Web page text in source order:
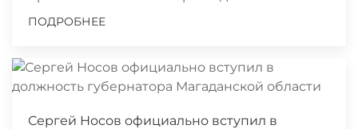
ПОДРОБНЕЕ
Сергей Носов официально вступил в